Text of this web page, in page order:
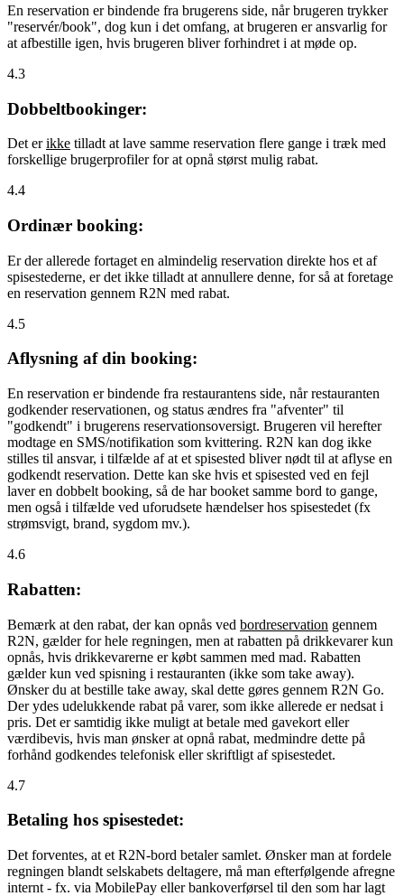
En reservation er bindende fra brugerens side, når brugeren trykker
"reservér/book", dog kun i det omfang, at brugeren er ansvarlig for
at afbestille igen, hvis brugeren bliver forhindret i at møde op.
4.3
Dobbeltbookinger:
Det erikke tilladt at lave samme reservation flere gange i træk med
forskellige brugerprofiler for at opnå størst mulig rabat.
4.4
Ordinær booking:
Er der allerede fortaget en almindelig reservation direkte hos et af
spisestederne, er det ikke tilladt at annullere denne, for så at foretage
en reservation gennem R2N med rabat.
4.5
Aflysning af din booking:
En reservation er bindende fra restaurantens side, når restauranten
godkender reservationen, og status ændres fra "afventer" til
"godkendt" i brugerens reservationsoversigt. Brugeren vil herefter
modtage en SMS/notifikation som kvittering. R2N kan dog ikke
stilles til ansvar, i tilfælde af at et spisested bliver nødt til at aflyse en
godkendt reservation. Dette kan ske hvis et spisested ved en fejl
laver en dobbelt booking, så de har booket samme bord to gange,
men også i tilfælde ved uforudsete hændelser hos spisestedet (fx
strømsvigt, brand, sygdom mv.).
4.6
Rabatten:
Bemærk at den rabat, der kan opnås ved bordreservation gennem
R2N, gælder for hele regningen, men at rabatten på drikkevarer kun
opnås, hvis drikkevarerne er købt sammen med mad. Rabatten
gælder kun ved spisning i restauranten (ikke som take away).
Ønsker du at bestille take away, skal dette gøres gennem R2N Go.
Der ydes udelukkende rabat på varer, som ikke allerede er nedsat i
pris. Det er samtidig ikke muligt at betale med gavekort eller
værdibevis, hvis man ønsker at opnå rabat, medmindre dette på
forhånd godkendes telefonisk eller skriftligt af spisestedet.
4.7
Betaling hos spisestedet:
Det forventes, at et R2N-bord betaler samlet. Ønsker man at fordele
regningen blandt selskabets deltagere, må man efterfølgende afregne
internt - fx. via MobilePay eller bankoverførsel til den som har lagt